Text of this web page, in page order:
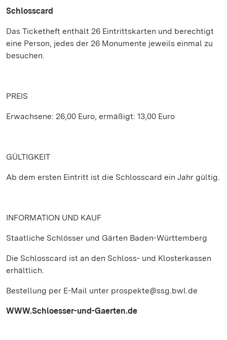
Schlosscard
Das Ticketheft enthält 26 Eintrittskarten und berechtigt
eine Person, jedes der 26 Monumente jeweils einmal zu
besuchen.
PREIS
Erwachsene: 26,00 Euro, ermäßigt: 13,00 Euro
GÜLTIGKEIT
Ab dem ersten Eintritt ist die Schlosscard ein Jahr gültig.
INFORMATION UND KAUF
Staatliche Schlösser und Gärten Baden-Württemberg
Die Schlosscard ist an den Schloss- und Klosterkassen
erhältlich.
Bestellung per E-Mail unter prospekte@ssg.bwl.de
WWW.Schloesser-und-Gaerten.de